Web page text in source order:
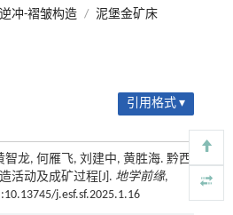
逆冲-褶皱构造 / 泥堡金矿床
引用格式 ▾
龙, 何雁飞, 刘建中, 黄胜海. 黔西
活动及成矿过程[J]. 地学前缘,
j.esf.sf.2025.1.16